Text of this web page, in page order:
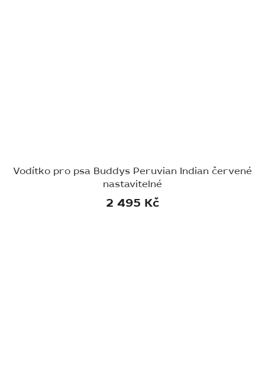
Vodítko pro psa Buddys Peruvian Indian červené
nastavitelné
2 495 Kč